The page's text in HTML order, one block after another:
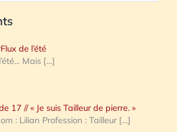
de l’été
Mais […]
17 // « Je suis Tailleur de pierre. »
: Lilian Profession : Tailleur […]